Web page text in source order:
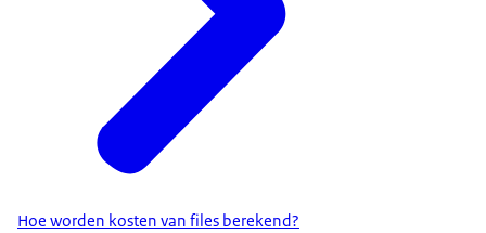
Hoe worden kosten van files berekend?